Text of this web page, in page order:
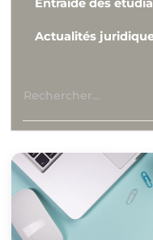
Entraide des
Actualités